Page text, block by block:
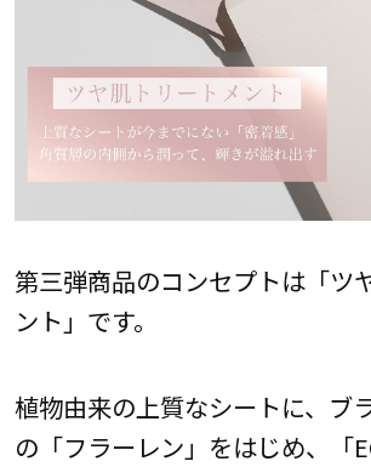
第三弾商品のコンセプトは「ツ
ント」です。
植物由来の上質なシートに、ブ
の「フラーレン」をはじめ、「